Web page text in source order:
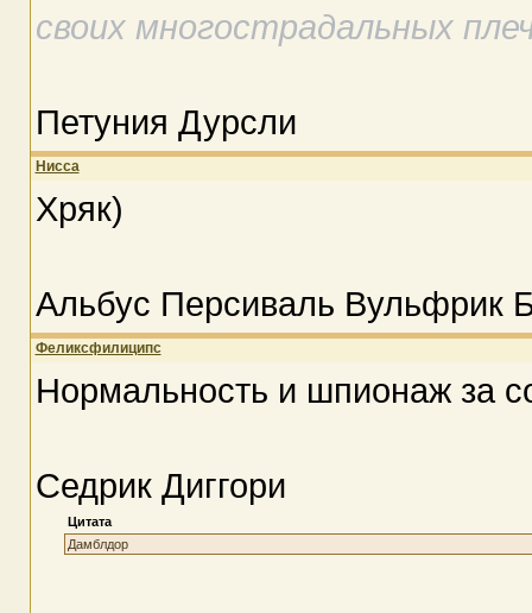
своих многострадальных
Петуния Дурсли
Нисса
Хряк)
Альбус Персиваль Вульфрик
Феликсфилиципс
Нормальность и шпионаж за
Седрик Диггори
Цитата
Дамблдор